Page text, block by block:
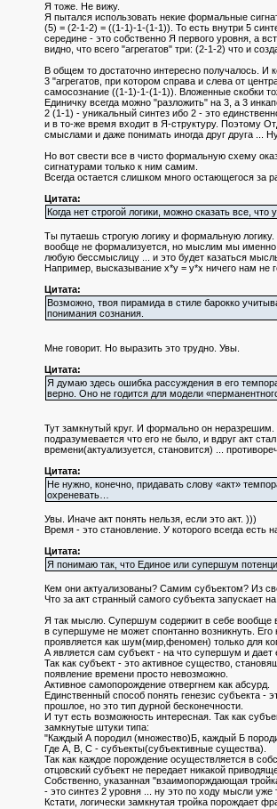
Я тоже. Не вижу.
Я пытался использовать некие формальные
(5) = (2-1-2) = ((1-1)-1-(1-1)). То есть внутри 5
середине - это собственно Я первого уровня, а
видно, что всего "агрегатов" три: (2-1-2) что и
В общем то достаточно интересно получалось. И
3 "агрегатов, при котором справа и слева от
самосознание ((1-1)-1-(1-1)). Вложенные скобки
Единичку всегда можно "разложить" на 3, а 3
2 (1-1) - уникальный синтез ибо 2 - это
и в то-же время входит в Я-структуру. Поэтому
смыслами и даже понимать иногда друг друга ...
Но вот свести все в чисто формальную схему
сигнатурами только к ним самим.
Всегда остается слишком много остающегося
Цитата:
Когда нет строгой логики, можно сказать все, что
Ты путаешь строгую логику и формальную
вообще не формализуется, но мыслим мы именно
любую бессмыслицу ... и это будет казаться
Например, высказывание x*y = y*x ничего нам не
Цитата:
Возможно, твоя пирамида в стиле барокко
понимания сознания.
Мне говорит. Но выразить это трудно. Увы.
Цитата:
Я думаю здесь ошибка рассуждения в его
верно. Оно не годится для модели
Тут замкнутый круг. И формально он
подразумевается что его не было, и вдруг акт
времени(актуализуется, становится) ...
Цитата:
Не нужно, конечно, придавать слову «акт»
охреневать…
Увы. Иначе акт понять нельзя, если это акт. )))
Время - это становление. У которого всегда есть
Цитата:
Я понимаю так, что Единое или супершум
Кем они актуализованы? Самим субъектом? Из
Что за акт странный самого субъекта запускает
Я так мыслю. Супершум содержит в себе вообще
в супершуме не может спонтанно возникнуть.
проявляется как шум(мир,феномен) только для
А является сам субъект - на что супершум и дает
Так как субъект - это активное существо,
появление времени просто невозможно.
Активное самопорождение отвергнем как абсурд.
Единственный способ понять генезис субъекта -
прошлое, но это тип дурной бесконечности.
И тут есть возможность интересная. Так как
замкнутые штуки типа:
"Каждый А породил (множество)Б, каждый Б
Где А, В, С - субъекты(субъективные существа).
Так как каждое порождение осуществляется в
отцовский субъект не передает никакой
Собственно, указанная "взаимопорждающая
- это синтез 2 уровня ... ну это по ходу мысли уже
Кстати, логически замкнутая тройка порождает